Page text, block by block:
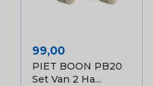
Prijs
99,00
PIET BOON PB20
Set Van 2 Ha...